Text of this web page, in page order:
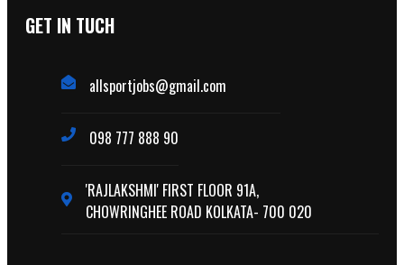
GET IN TUCH
allsportjobs@gmail.com
098 777 888 90
'RAJLAKSHMI' FIRST FLOOR 91A,
CHOWRINGHEE ROAD KOLKATA- 700 020